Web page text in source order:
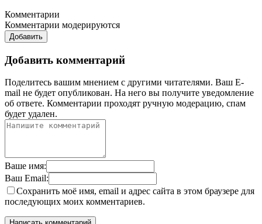
Комментарии
Комментарии модерируются
Добавить
Добавить комментарий
Поделитесь вашим мнением с другими читателями. Ваш E-
mail не будет опубликован. На него вы получите уведомление
об ответе. Комментарии проходят ручную модерацию, спам
будет удален.
Ваше имя:
Ваш Email:
Сохранить моё имя, email и адрес сайта в этом браузере для
последующих моих комментариев.